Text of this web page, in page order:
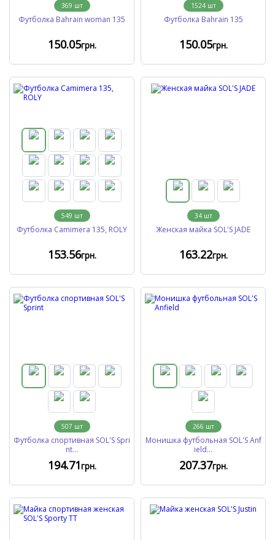
369 шт
Футболка Bahrain woman 135
150.05грн.
1524 шт
Футболка Bahrain 135
150.05грн.
549 шт
Футболка Camimera 135, ROLY
153.56грн.
34 шт
Женская майка SOL'S JADE
163.22грн.
507 шт
Футболка спортивная SOL'S Spri
nt...
194.71грн.
266 шт
Монишка футбольная SOL'S Anf
ield...
207.37грн.